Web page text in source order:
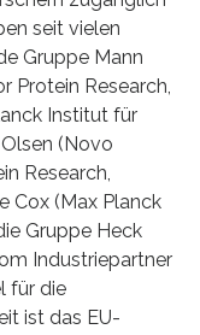
seit vielen
Gruppe Mann
Protein Research,
Institut für
(Novo
Research,
Cox (Max Planck
Gruppe Heck
Industriepartner
für die
ist das EU-